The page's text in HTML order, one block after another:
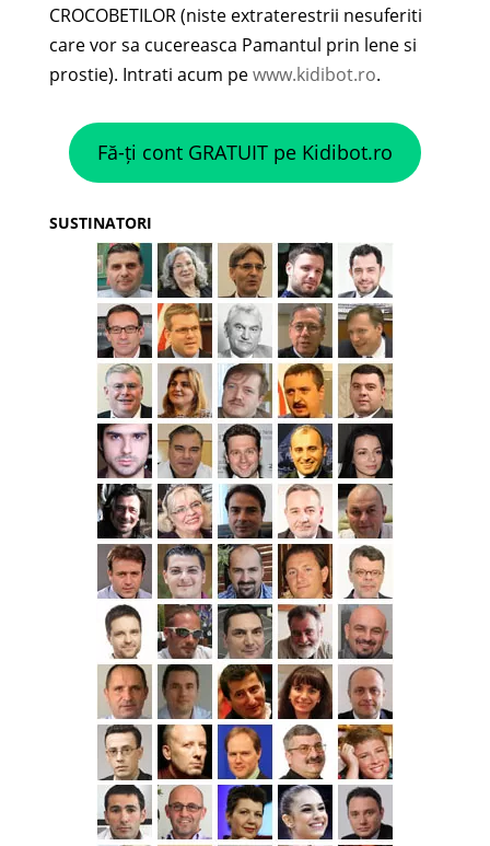
CROCOBETILOR (niste extraterestrii nesuferiti
care vor sa cucereasca Pamantul prin lene si
prostie). Intrati acum pewww.kidibot.ro.
Fă-ți cont GRATUIT pe Kidibot.ro
SUSTINATORI